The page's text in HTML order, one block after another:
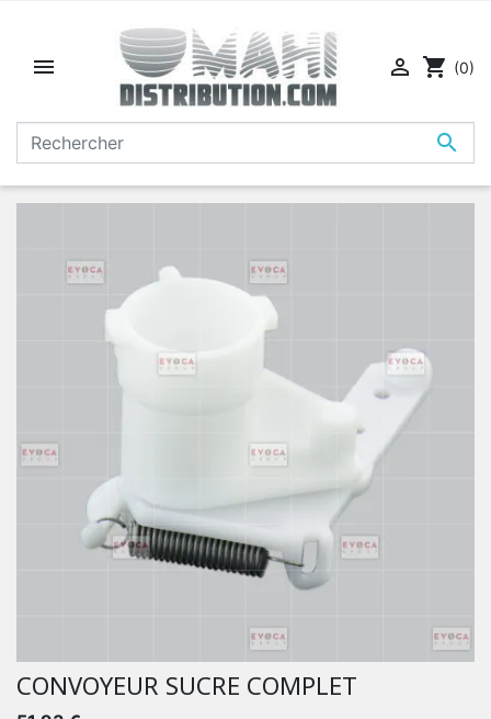


 shopping_cart (0)
CONVOYEUR SUCRE COMPLET